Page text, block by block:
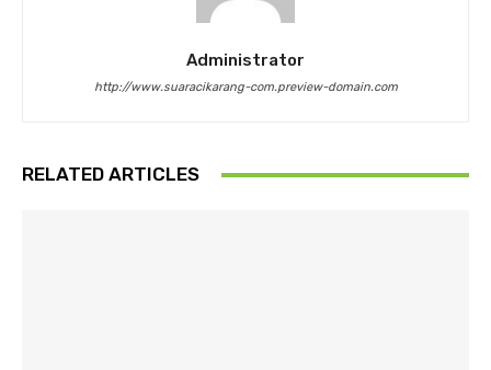
Administrator
http://www.suaracikarang-com.preview-domain.com
RELATED ARTICLES